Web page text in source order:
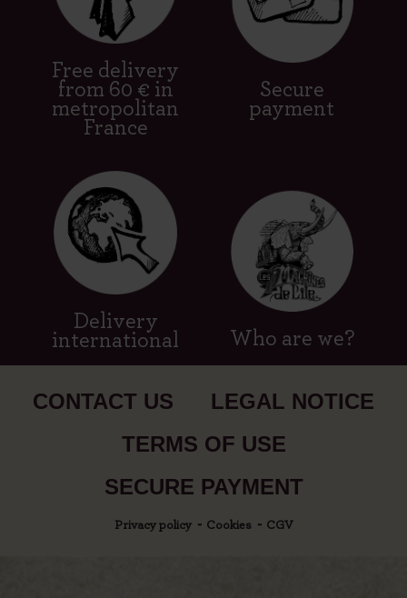
Free delivery
from 60 € in
metropolitan
France
Secure
payment
Delivery
international
Who are we?
CONTACT US
LEGAL NOTICE
TERMS OF USE
SECURE PAYMENT
Privacy policy Cookies CGV